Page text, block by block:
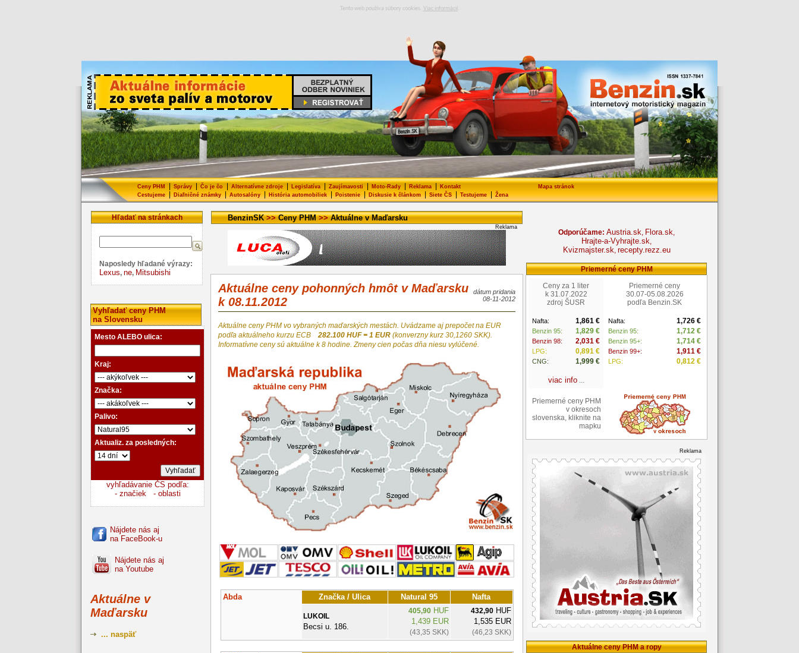
Tento web používa súbory cookies. Viac informácií
Ceny PHM Správy Čo je čo Alternatívne zdroje Legislatíva Zaujímavosti Moto-Rady Reklama Kontakt
Mapa stránok
Cestujeme| Diaľničné známky| Autosalóny| História automobiliek| Poistenie| Diskusie k článkom| Siete ČS| Testujeme| Žena
Hľadať na stránkach
Naposledy hľadané výrazy:
Lexus, ne, Mitsubishi
Vyhľadať ceny PHM
na Slovensku
Mesto ALEBO ulica:
Kraj:
Značka:
Palivo:
Aktualiz. za posledných:
vyhľadávanie ČS podľa:
- značiek
- oblasti
Nájdete nás aj
na FaceBook-u
Nájdete nás aj
na Youtube
Aktuálne v
Maďarsku
... naspäť
BenzinSK>>Ceny PHM>>Aktuálne v Maďarsku
Reklama
Aktuálne ceny pohonných hmôt v Maďarsku
k 08.11.2012
dátum pridania
08-11-2012
Aktuálne ceny PHM vo vybraných maďarských mestách. Uvádzame aj prepočet na EUR
podľa aktuálneho kurzu ECB282.100 HUF = 1 EUR (konverzny kurz 30,1260 SKK).
Informatívne ceny sú aktuálne k 8 hodine. Zmeny cien počas dňa niesu vylúčené.
Abda Značka / Ulica Natural 95 Nafta
LUKOIL
Becsi u. 186.
405,90HUF
1,439 EUR
(43,35 SKK)
432,90HUF
1,535 EUR
(46,23 SKK)
Odporúčame: Austria.sk, Flora.sk,
Hrajte-a-Vyhrajte.sk,
Kvizmajster.sk, recepty.rezz.eu
Priemerné ceny PHM
Ceny za 1 liter
k 31.07.2022
zdroj ŠUSR
Nafta: 1,861 €
Benzin 95: 1,829 €
Benzin 98: 2,031 €
LPG: 0,891 €
CNG: 1,999 €
viac info...
Priemerné ceny
30.07-05.08.2026
podľa Benzin.SK
Nafta: 1,726 €
Benzin 95: 1,712 €
Benzin 95+: 1,714 €
Benzin 99+: 1,911 €
LPG: 0,812 €
Priemerné ceny PHM
v okresoch
slovenska, kliknite na
mapku
Reklama
Aktuálne ceny PHM a ropy